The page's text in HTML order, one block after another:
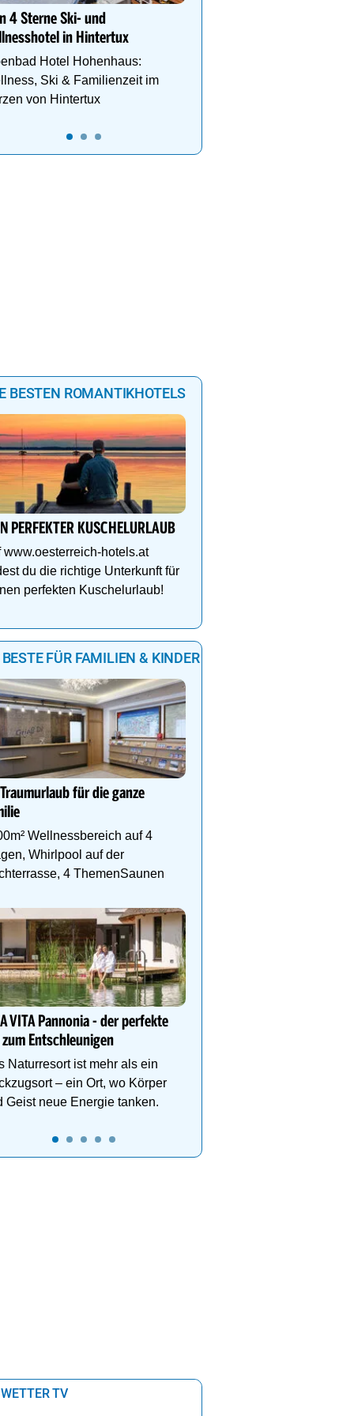
4 Sterne Ski- und
in Hintertux
Hotel Hohenhaus:
Ski & Familienzeit im
von Hintertux
BESTEN ROMANTIKHOTELS
PERFEKTER KUSCHELURLAUB
www.oesterreich-hotels.at
du die richtige Unterkunft für
perfekten Kuschelurlaub!
FÜR FAMILIEN & KINDER
Traumurlaub für die ganze
Wellnessbereich auf 4
Whirlpool auf der
4 ThemenSaunen
VITA Pannonia - der perfekte
Entschleunigen
Naturresort ist mehr als ein
– ein Ort, wo Körper
Geist neue Energie tanken.
TV